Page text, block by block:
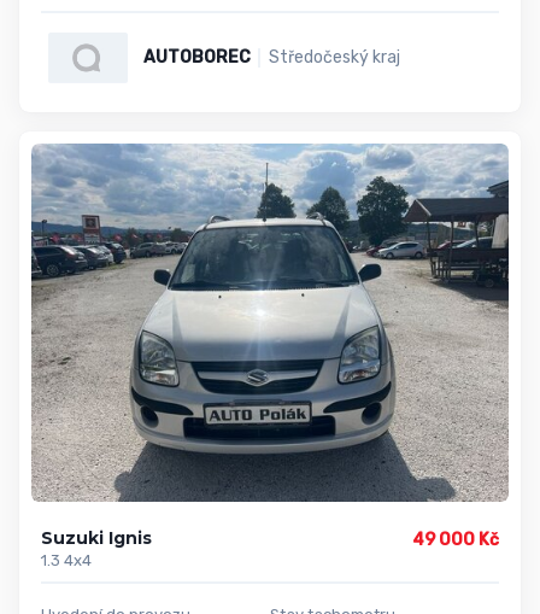
AUTOBOREC Středočeský kraj
Suzuki Ignis
1.3 4x4
49 000 Kč